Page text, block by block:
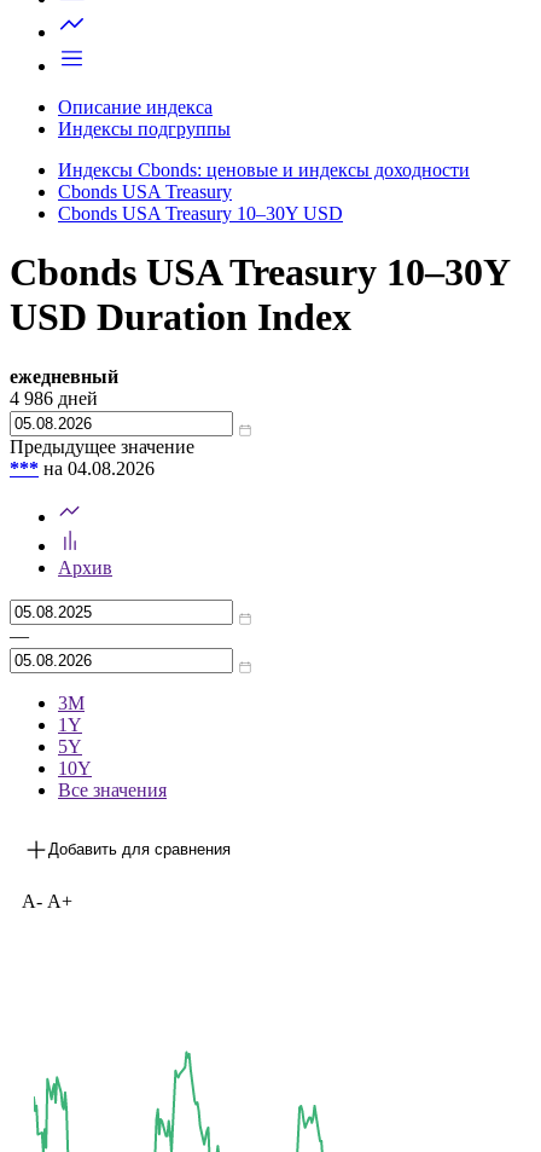
Описание индекса
Индексы подгруппы
Индексы Cbonds: ценовые и индексы доходности
Cbonds USA Treasury
Cbonds USA Treasury 10–30Y USD
Cbonds USA Treasury 10–30Y
USD Duration Index
ежедневный
4 986 дней
Предыдущее значение
*** на 04.08.2026
Архив
—
3М
1Y
5Y
10Y
Все значения
Добавить для сравнения